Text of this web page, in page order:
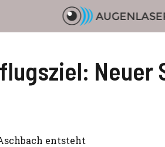
Neuer
entsteht